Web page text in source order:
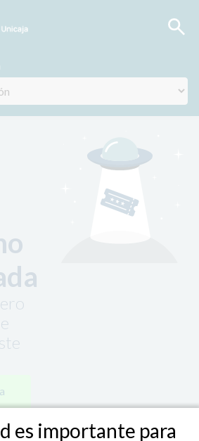
es importante para